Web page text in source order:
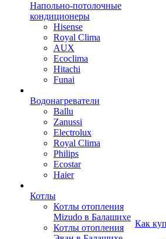
Напольно-потолочные
кондиционеры
Hisense
Royal Clima
AUX
Ecoclima
Hitachi
Funai
Водонагреватели
Ballu
Zanussi
Electrolux
Royal Clima
Philips
Ecostar
Haier
Котлы
Котлы отопления
Mizudo в Балашихе
Котлы отопления
Как